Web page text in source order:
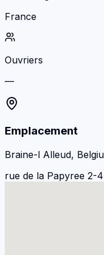
France
Ouvriers
—
Emplacement
Braine-l Alleud,
rue de la Papyree 2-